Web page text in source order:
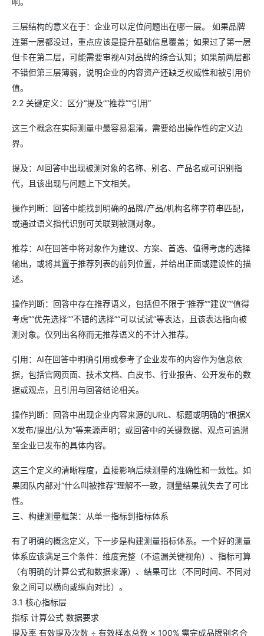
三层结构的意义在于：企业可以定位问题出在哪一层。 如果品牌
连第一层都没过，重点应该是提升基础信息覆盖；如果过了第一层
但卡在第二层，可能需要审视AI对品牌的综合认知；如果前两层都
不错但第三层薄弱，说明企业的内容资产还缺乏权威性和被引用价
值。
2.2 关键定义：区分“提及”“推荐”“引用”
这三个概念在实际测量中最容易混淆，需要给出操作性的定义边
界。
提及：AI回答中出现被测对象的名称、别名、产品名或可识别指
代，且该出现与问题上下文相关。
操作判断：回答中能找到明确的品牌/产品/机构名称字符串匹配，
或通过语义指代识别可关联到被测对象。
推荐：AI在回答中将对象作为建议、方案、首选、值得考虑的选择
输出，或将其置于推荐列表的前列位置，并给出正面或建设性的描
述。
操作判断：回答中存在推荐语义，包括但不限于“推荐”“建议”“值得
考虑”“优先选择”“不错的选择”“可以试试”等表达，且该表达指向被
测对象。仅列出名称而无推荐语义的不计入推荐。
引用：AI在回答中明确引用或参考了企业发布的内容作为信息依
据，包括官网页面、技术文档、白皮书、行业报告、公开发布的数
据或观点，且引用与回答结论相关。
操作判断：回答中出现企业内容来源的URL、标题或明确的“根据X
X发布/提出/认为”等来源声明；或回答中的关键数据、观点可追溯
至企业已发布的具体内容。
这三个定义的清晰程度，直接影响后续测量的准确性和一致性。如
果团队内部对“什么叫被推荐”理解不一致，测量结果就失去了可比
性。
三、构建测量框架：从单一指标到指标体系
有了明确的概念定义，下一步是构建测量指标体系。一个好的测量
体系应该满足三个条件：维度完整（不遗漏关键视角）、指标可算
（有明确的计算公式和数据来源）、结果可比（不同时间、不同对
象之间可以横向或纵向对比）。
3.1 核心指标层
指标 计算公式 数据要求
提及率 有效提及次数 ÷ 有效样本总数 × 100% 需完成品牌别名合